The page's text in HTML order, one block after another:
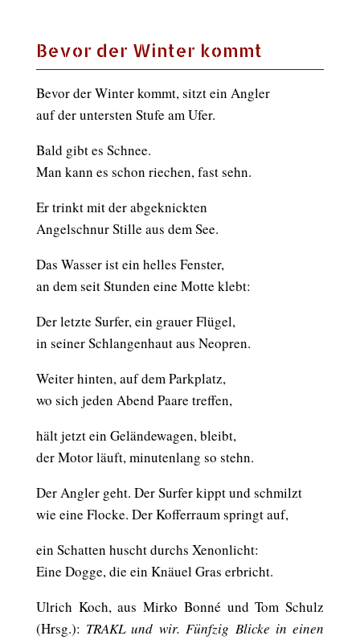
Bevor der Winter kommt
Bevor der Winter kommt, sitzt ein Angler
auf der untersten Stufe am Ufer.
Bald gibt es Schnee.
Man kann es schon riechen, fast sehn.
Er trinkt mit der abgeknickten
Angelschnur Stille aus dem See.
Das Wasser ist ein helles Fenster,
an dem seit Stunden eine Motte klebt:
Der letzte Surfer, ein grauer Flügel,
in seiner Schlangenhaut aus Neopren.
Weiter hinten, auf dem Parkplatz,
wo sich jeden Abend Paare treffen,
hält jetzt ein Geländewagen, bleibt,
der Motor läuft, minutenlang so stehn.
Der Angler geht. Der Surfer kippt und schmilzt
wie eine Flocke. Der Kofferraum springt auf,
ein Schatten huscht durchs Xenonlicht:
Eine Dogge, die ein Knäuel Gras erbricht.
Ulrich Koch, aus Mirko Bonné und Tom Schulz
(Hrsg.): TRAKL und wir. Fünfzig Blicke in einen